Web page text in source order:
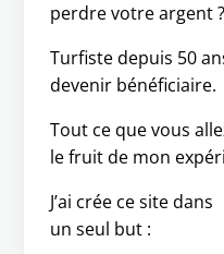
perdre votre argent ?
Turfiste depuis 50
devenir bénéficiaire.
Tout ce que vous
le fruit de mon
J’ai crée ce site dans
un seul but :